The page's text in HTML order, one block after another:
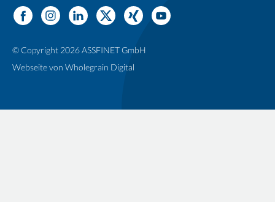
© Copyright 2026 ASSFINET GmbH
Webseite von Wholegrain Digital